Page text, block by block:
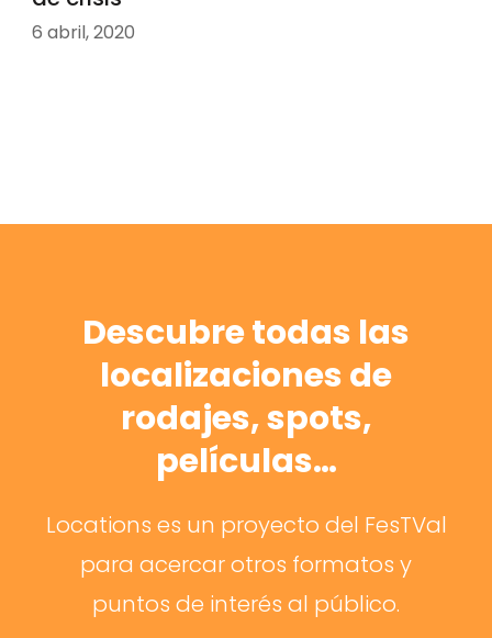
6 abril, 2020
Descubre todas las
localizaciones de
rodajes, spots,
películas…
Locations es un proyecto del FesTVal
para acercar otros formatos y
puntos de interés al público.